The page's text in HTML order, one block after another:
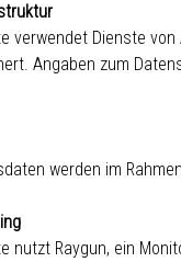
verwendet Dienste
Angaben zum
werden im
nutzt Raygun, ein